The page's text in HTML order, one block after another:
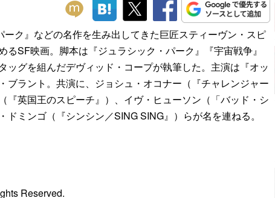
ーク』などの名作を生み出してきた巨匠スティーヴン・スピ
るSF映画。脚本は『ジュラシック・パーク』『宇宙戦争』
ッグを組んだデヴィッド・コープが執筆した。主演は『オッ
ブラント。共演に、ジョシュ・オコナー（『チャレンジャー
『英国王のスピーチ』）、イヴ・ヒューソン（「バッド・シ
ドミンゴ（『シンシン／SING SING』）らが名を連ねる。
Reserved.